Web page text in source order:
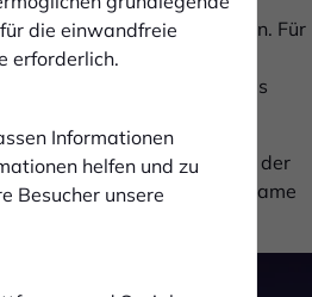
die einwandfreie
erforderlich.
Informationen
helfen und zu
Besucher unsere
Weg eingeschlagen haben. Für
sind wir sehr dankbar.
und die Zukunft unseres
Zusammenarbeit. Mit der
und die gemeinsame